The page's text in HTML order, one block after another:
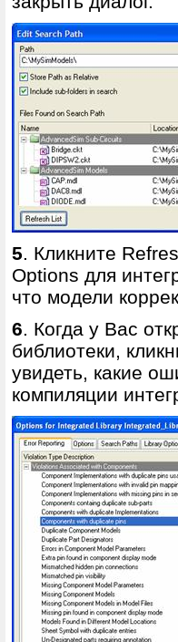
5. Кликните
Options для
что модели
6. Когда у Вас
библиотеки,
увидеть, какие
компиляции